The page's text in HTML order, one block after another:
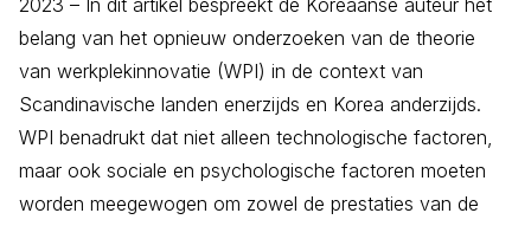
2023 – In dit artikel bespreekt de Koreaanse auteur het
belang van het opnieuw onderzoeken van de theorie
van werkplekinnovatie (WPI) in de context van
Scandinavische landen enerzijds en Korea anderzijds.
WPI benadrukt dat niet alleen technologische factoren,
maar ook sociale en psychologische factoren moeten
worden meegewogen om zowel de prestaties van de